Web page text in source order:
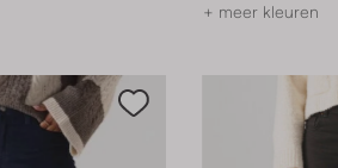
+ meer kleuren